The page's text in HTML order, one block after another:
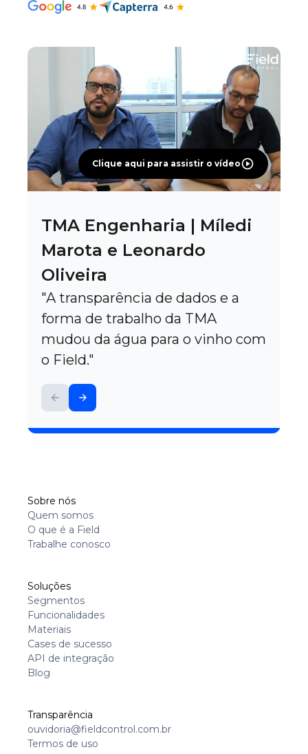
TMA Engenharia | Míledi
Marota e Leonardo
Oliveira
"A transparência de dados e a
forma de trabalho da TMA
mudou da água para o vinho com
o Field."
Clique aqui para assistir o vídeo
Sobre nós
Quem somos
O que é a Field
Trabalhe conosco
Soluções
Segmentos
Funcionalidades
Materiais
Cases de sucesso
API de integração
Blog
Transparência
ouvidoria@fieldcontrol.com.br
Termos de uso